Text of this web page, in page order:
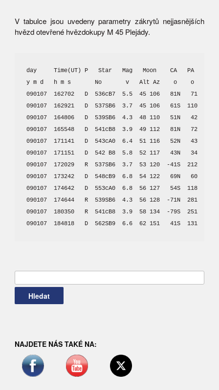
V tabulce jsou uvedeny parametry zákrytů nejjasnějších
hvězd otevřené hvězdokupy M 45 Plejády.
day     Time(UT) P   Star   Mag   Moon    CA   PA   Star
y m d   h m s       No       v   Alt Az    o    o   Name
090107  162702   D  536cB7  5.5  45 106   81N   71
090107  162921   D  537SB6  3.7  45 106   61S  110
090107  164806   D  539SB6  4.3  48 110   51N   42
090107  165548   D  541cB8  3.9  49 112   81N   72  Maia
090107  171141   D  543cA0  6.4  51 116   52N   43
090107  171151   D  542 B8  5.8  52 117   43N   34
090107  172029   R  537SB6  3.7  53 120  -41S  212
090107  173242   D  548cB9  6.8  54 122   69N   60
090107  174642   D  553cA0  6.8  56 127   54S  118
090107  174644   R  539SB6  4.3  56 128  -71N  281
090107  180350   R  541cB8  3.9  58 134  -79S  251  Maia
090107  184818   D  562SB9  6.6  62 151   41S  131
NAJDETE NÁS TAKÉ NA: